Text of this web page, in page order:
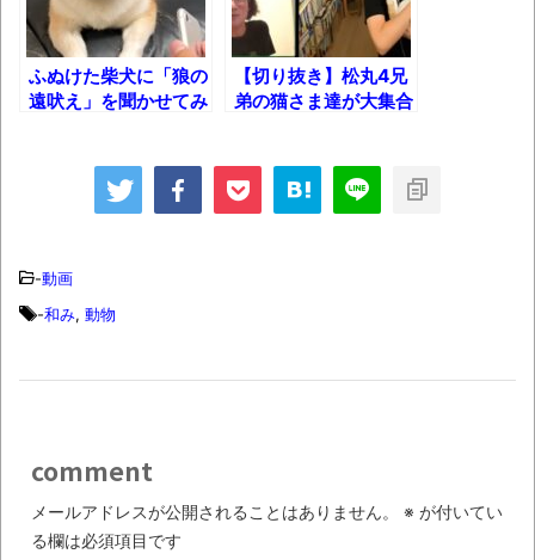
ブチギレ
長野県のなめこのデカさが規格外だったｗ
ｗ
ん（上）（下）」発売
進撃の巨人シーズン7 ファイナルシーズンの
集でほとんど紹介されなかったJリーグ…なら
ば自分たちで紹介だ！
ふぬけた柴犬に「狼の
遠吠え」を聞かせてみ
【切り抜き】松丸4兄
弟の猫さま達が大集合
-動画
-和み, 動物
comment
メールアドレスが公開されることはありません。 ※ が付いてい
る欄は必須項目です